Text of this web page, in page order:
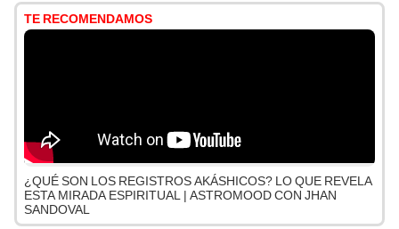
TE RECOMENDAMOS
¿QUÉ SON LOS REGISTROS AKÁSHICOS? LO QUE REVELA
ESTA MIRADA ESPIRITUAL | ASTROMOOD CON JHAN
SANDOVAL